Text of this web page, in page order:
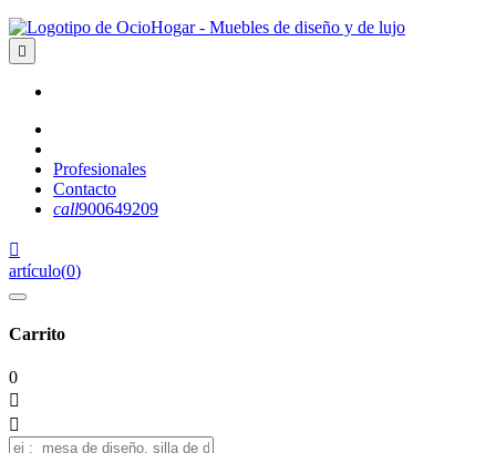

Profesionales
Contacto
call900649209

artículo(0)
Carrito
0

